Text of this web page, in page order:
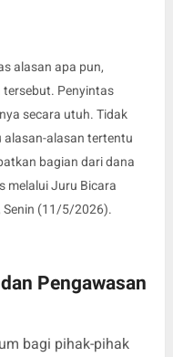
alasan apa pun,
Penyintas
secara utuh. Tidak
alasan-alasan tertentu
bagian dari dana
melalui Juru Bicara
, Senin (11/5/2026).
Pengawasan
bagi pihak-pihak